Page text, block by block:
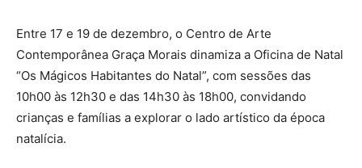
Entre 17 e 19 de dezembro, o Centro de Arte
Contemporânea Graça Morais dinamiza a Oficina de Natal
“Os Mágicos Habitantes do Natal”, com sessões das
10h00 às 12h30 e das 14h30 às 18h00, convidando
crianças e famílias a explorar o lado artístico da época
natalícia.